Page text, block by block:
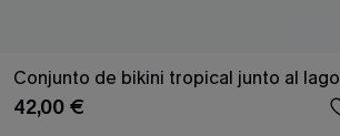
Conjunto de bikini tropical junto al lago
42,00 €